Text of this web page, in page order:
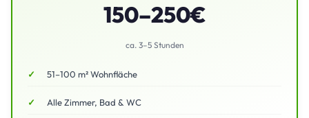
150–250€
ca. 3–5 Stunden
51–100 m² Wohnfläche
Alle Zimmer, Bad & WC